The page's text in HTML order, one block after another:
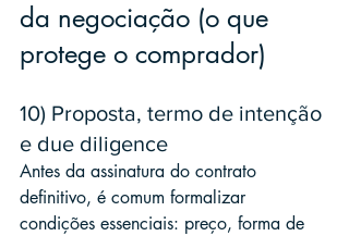
da negociação (o que
protege o comprador)
10) Proposta, termo de intenção
e due diligence
Antes da assinatura do contrato
definitivo, é comum formalizar
condições essenciais: preço, forma de